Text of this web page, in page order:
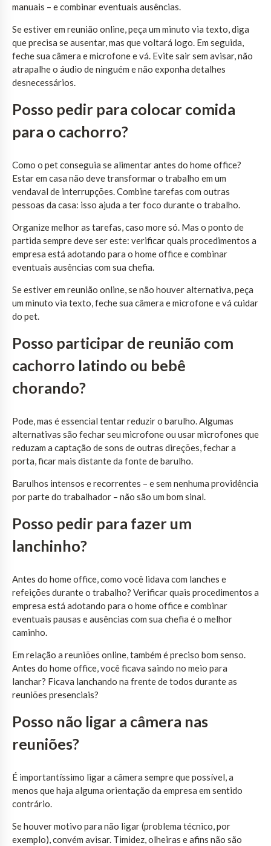
manuais – e combinar eventuais ausências.
Se estiver em reunião online, peça um minuto via texto, diga
que precisa se ausentar, mas que voltará logo. Em seguida,
feche sua câmera e microfone e vá. Evite sair sem avisar, não
atrapalhe o áudio de ninguém e não exponha detalhes
desnecessários.
Posso pedir para colocar comida
para o cachorro?
Como o pet conseguia se alimentar antes do home office?
Estar em casa não deve transformar o trabalho em um
vendaval de interrupções. Combine tarefas com outras
pessoas da casa: isso ajuda a ter foco durante o trabalho.
Organize melhor as tarefas, caso more só. Mas o ponto de
partida sempre deve ser este: verificar quais procedimentos a
empresa está adotando para o home office e combinar
eventuais ausências com sua chefia.
Se estiver em reunião online, se não houver alternativa, peça
um minuto via texto, feche sua câmera e microfone e vá cuidar
do pet.
Posso participar de reunião com
cachorro latindo ou bebê
chorando?
Pode, mas é essencial tentar reduzir o barulho. Algumas
alternativas são fechar seu microfone ou usar microfones que
reduzam a captação de sons de outras direções, fechar a
porta, ficar mais distante da fonte de barulho.
Barulhos intensos e recorrentes – e sem nenhuma providência
por parte do trabalhador – não são um bom sinal.
Posso pedir para fazer um
lanchinho?
Antes do home office, como você lidava com lanches e
refeições durante o trabalho? Verificar quais procedimentos a
empresa está adotando para o home office e combinar
eventuais pausas e ausências com sua chefia é o melhor
caminho.
Em relação a reuniões online, também é preciso bom senso.
Antes do home office, você ficava saindo no meio para
lanchar? Ficava lanchando na frente de todos durante as
reuniões presenciais?
Posso não ligar a câmera nas
reuniões?
É importantíssimo ligar a câmera sempre que possível, a
menos que haja alguma orientação da empresa em sentido
contrário.
Se houver motivo para não ligar (problema técnico, por
exemplo), convém avisar. Timidez, olheiras e afins não são